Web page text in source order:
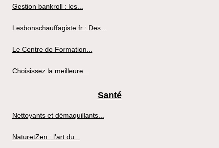
Gestion bankroll : les...
Lesbonschauffagiste.fr : Des...
Le Centre de Formation...
Choisissez la meilleure...
Santé
Nettoyants et démaquillants...
NaturetZen : l’art du...